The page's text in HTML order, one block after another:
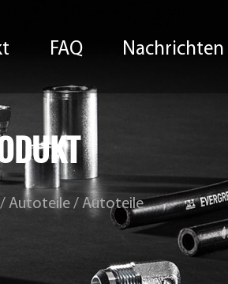
FAQ Nachrichten
/ Autoteile / Autoteile